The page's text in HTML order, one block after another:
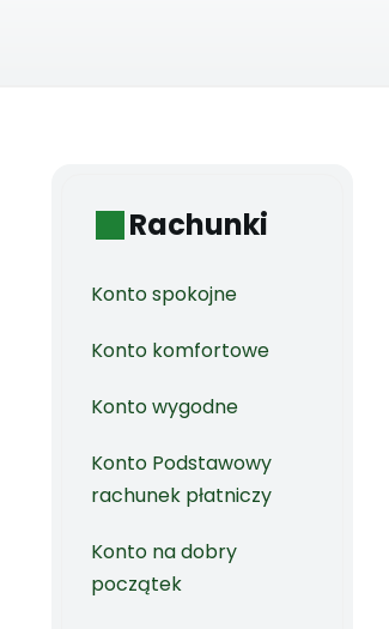
Rachunki
Konto spokojne
Konto komfortowe
Konto wygodne
Konto Podstawowy
rachunek płatniczy
Konto na dobry
początek